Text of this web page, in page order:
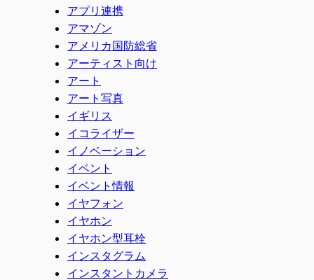
アプリ連携
アマゾン
アメリカ国防総省
アーティスト向け
アート
アート写真
イギリス
イコライザー
イノベーション
イベント
イベント情報
イヤフォン
イヤホン
イヤホン型耳栓
インスタグラム
インスタントカメラ